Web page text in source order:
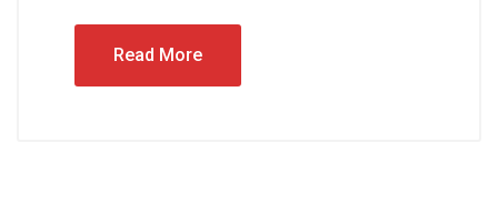
Read More